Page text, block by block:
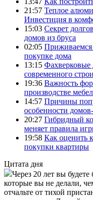
21:57 Теплое
Инвестиция в
15:03 Секрет
домов из бруса
02:05 Приживаемся
покупке дома
13:15 Фахверковые
современного
19:36 Важность
производстве
14:57 Причины
особенности
20:27 Гибридный
меняет правила
19:58 Как оценить
покупки квартиры
Цитата дня
Через 20 лет вы
которые вы не делали,
отчальте от тихой